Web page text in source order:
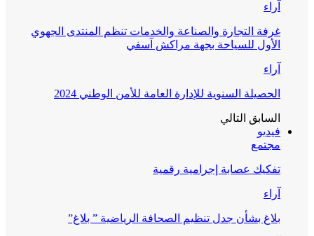
آراء
غرفة التجارة والصناعة والخدمات تنظم المنتدى الجهوي
الأول للسياحة بجهة مراكش آسفي
آراء
الحصيلة السنوية للإدارة العامة للأمن الوطني 2024
السابق التالي
فيديو
مجتمع
تفكيك عصابة إجرامية رقمية
آراء
بلاغ بشأن جدل تنظيم الصحافة الرياضية ” بلاغ”